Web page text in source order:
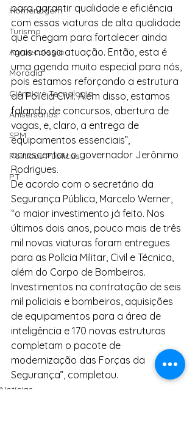
Homenagem
Turismo
Agroecologia
Moradia
Ciência e Tecnologia
Anisersários
SPM
Políticas Públicas
PT
para garantir qualidade e eficiência
com essas viaturas de alta qualidade
que chegam para fortalecer ainda
mais nossa atuação. Então, esta é
uma agenda muito especial para nós,
pois estamos reforçando a estrutura
da Polícia Civil. Além disso, estamos
falando de concursos, abertura de
vagas, e, claro, a entrega de
equipamentos essenciais”,
acrescentou o governador Jerônimo
Rodrigues.
De acordo com o secretário da
Segurança Pública, Marcelo Werner,
“o maior investimento já feito. Nos
últimos dois anos, pouco mais de três
mil novas viaturas foram entregues
para as Polícia Militar, Civil e Técnica,
além do Corpo de Bombeiros.
Investimentos na contratação de seis
mil policiais e bombeiros, aquisições
de equipamentos para a área de
inteligência e 170 novas estruturas
completam o pacote de
modernização das Forças da
Segurança”, completou.
Notícias